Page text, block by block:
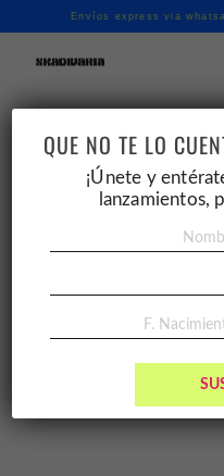
Envíos express via
QUE NO TE LO
¡Únete y
lanzamientos,